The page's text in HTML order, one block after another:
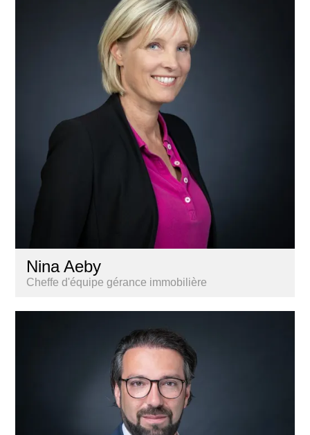
Nina Aeby
Cheffe d'équipe gérance immobilière